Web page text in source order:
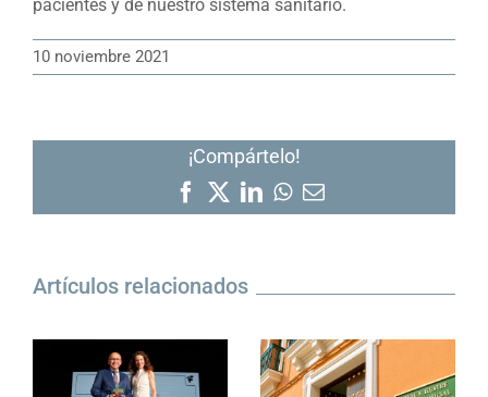
pacientes y de nuestro sistema sanitario.
10 noviembre 2021
¡Compártelo!
Facebook
X LinkedIn
WhatsApp
Correo
electrónico
Artículos relacionados